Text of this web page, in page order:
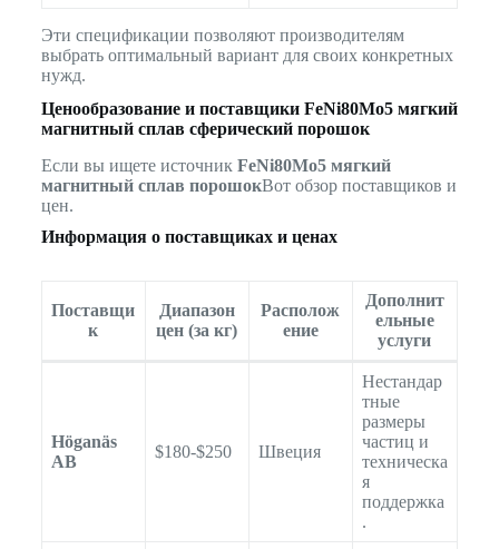
Эти спецификации позволяют производителям
выбрать оптимальный вариант для своих конкретных
нужд.
Ценообразование и поставщики FeNi80Mo5 мягкий
магнитный сплав сферический порошок
Если вы ищете источник FeNi80Mo5 мягкий
магнитный сплав порошокВот обзор поставщиков и
цен.
Информация о поставщиках и ценах
Поставщи
к
Диапазон
цен (за кг)
Располож
ение
Дополнит
ельные
услуги
Höganäs
AB
$180-$250 Швеция
Нестандар
тные
размеры
частиц и
техническа
я
поддержка
.